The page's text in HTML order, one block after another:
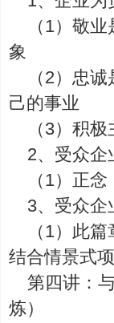
（1）敬
象
（2）忠
己的事业
（3）积
2、受众企
（1）正
3、受众企
（1）此
结合情景式
第四讲：
炼）